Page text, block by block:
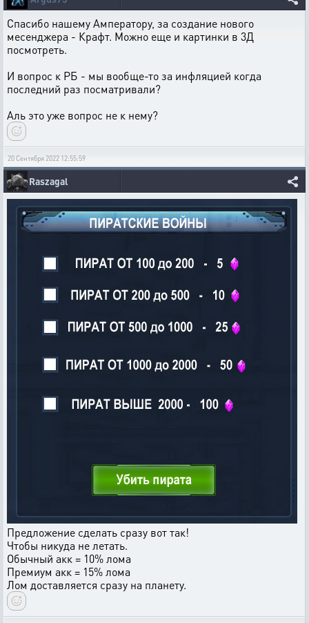
Спасибо нашему Амператору, за создание нового
месенджера - Крафт. Можно еще и картинки в 3Д
посмотреть.
И вопрос к РБ - мы вообще-то за инфляцией когда
последний раз посматривали?
Аль это уже вопрос не к нему?
20 Сентября 2022 12:55:59
Raszagal
Предложение сделать сразу вот так!
Чтобы никуда не летать.
Обычный акк = 10% лома
Премиум акк = 15% лома
Лом доставляется сразу на планету.